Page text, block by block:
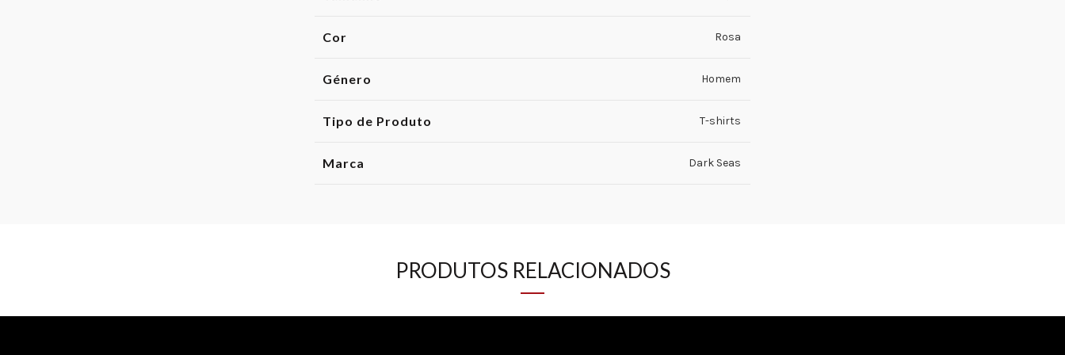
Cor Rosa
Género Homem
Tipo de Produto T-shirts
Marca Dark Seas
PRODUTOS RELACIONADOS